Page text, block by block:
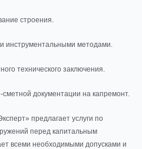
строения.
инструментальными методами.
технического заключения.
сметной документации на капремонт.
предлагает услуги по
перед капитальным
всеми необходимыми допусками и